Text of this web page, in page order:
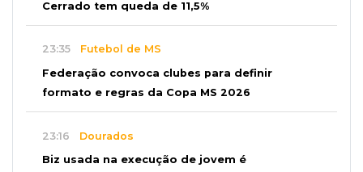
Cerrado tem queda de 11,5%
23:35 Futebol de MS
Federação convoca clubes para definir
formato e regras da Copa MS 2026
23:16 Dourados
Biz usada na execução de jovem é